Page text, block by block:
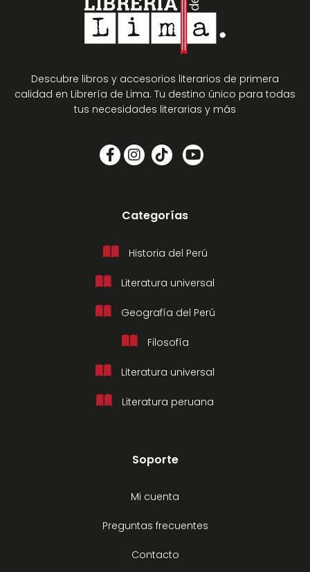
Descubre libros y accesorios literarios de primera
calidad en Librería de Lima. Tu destino único para todas
tus necesidades literarias y más
Categorías
Historia del Perú
Literatura universal
Geografía del Perú
Filosofía
Literatura universal
Literatura peruana
Soporte
Mi cuenta
Preguntas frecuentes
Contacto